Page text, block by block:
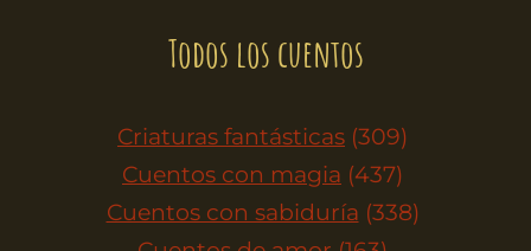
Todos los cuentos
Criaturas fantásticas (309)
Cuentos con magia (437)
Cuentos con sabiduría (338)